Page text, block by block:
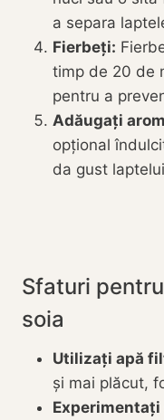
a separa
Fierbeți:
timp de 20 de
pentru a
Adăugați
opțional
da gust
Sfaturi
soia
Utilizați apă
și mai plăcut,
Experimentați